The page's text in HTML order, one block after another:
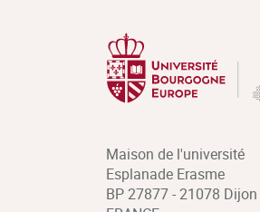
Maison de l'université
Esplanade Erasme
BP 27877 - 21078 Dijon